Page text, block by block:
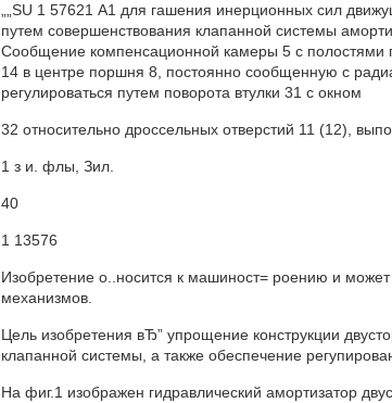
„„SU 1 57621 А1 для гашения инерционных сил
путем совершенствования клапанной системы
Сообщение компенсационной камеры 5 с полостями
14 в центре поршня 8, постоянно сообщенную с
регулироваться путем поворота втулки 31 с окном
32 относительно дроссельных отверстий 11 (12),
1 з и. флы, Зил.
40
1 13576
Изобретение о..носится к машиност= роению и
механизмов.
Цель изобретения вЂ” упрощение конструкции
клапанной системы, а также обеспечение
На фиг.1 изображен гидравлический амортизатор